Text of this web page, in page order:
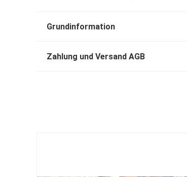
Grundinformation
Zahlung und Versand AGB